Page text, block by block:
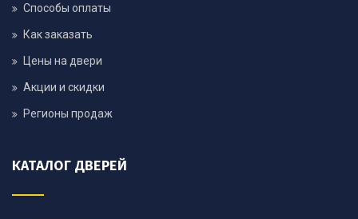
Способы оплаты
Как заказать
Цены на двери
Акции и скидки
Регионы продаж
КАТАЛОГ ДВЕРЕЙ